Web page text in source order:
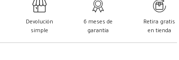
Devolución
simple
6 meses de
garantía
Retira gratis
en tienda